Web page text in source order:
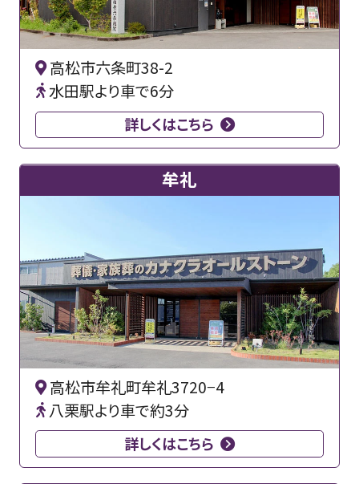
高松市六条町38-2
水田駅より車で6分
詳しくはこちら
牟礼
高松市牟礼町牟礼3720−4
八栗駅より車で約3分
詳しくはこちら